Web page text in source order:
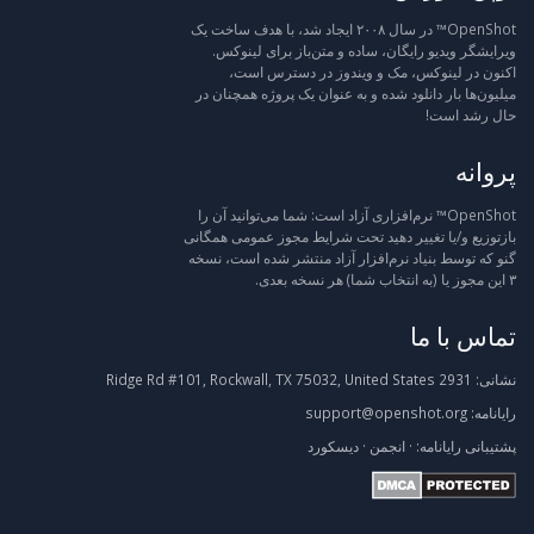
OpenShot™ در سال ۲۰۰۸ ایجاد شد، با هدف ساخت یک
ویرایشگر ویدیو رایگان، ساده و متن‌باز برای لینوکس.
اکنون در لینوکس، مک و ویندوز در دسترس است،
میلیون‌ها بار دانلود شده و به عنوان یک پروژه همچنان در
حال رشد است!
پروانه
OpenShot™ نرم‌افزاری آزاد است: شما می‌توانید آن را
بازتوزیع و/یا تغییر دهید تحت شرایط مجوز عمومی همگانی
گنو که توسط بنیاد نرم‌افزار آزاد منتشر شده است، نسخه
۳ این مجوز یا (به انتخاب شما) هر نسخه بعدی.
تماس با ما
نشانی:
رایانامه: support@openshot.org
پشتیبانی رایانامه: · انجمن · دیسکورد